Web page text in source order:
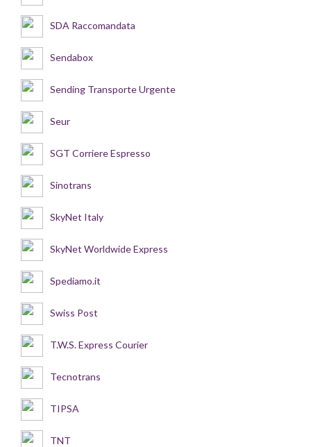
SDA Raccomandata
Sendabox
Sending Transporte Urgente
Seur
SGT Corriere Espresso
Sinotrans
SkyNet Italy
SkyNet Worldwide Express
Spediamo.it
Swiss Post
T.W.S. Express Courier
Tecnotrans
TIPSA
TNT